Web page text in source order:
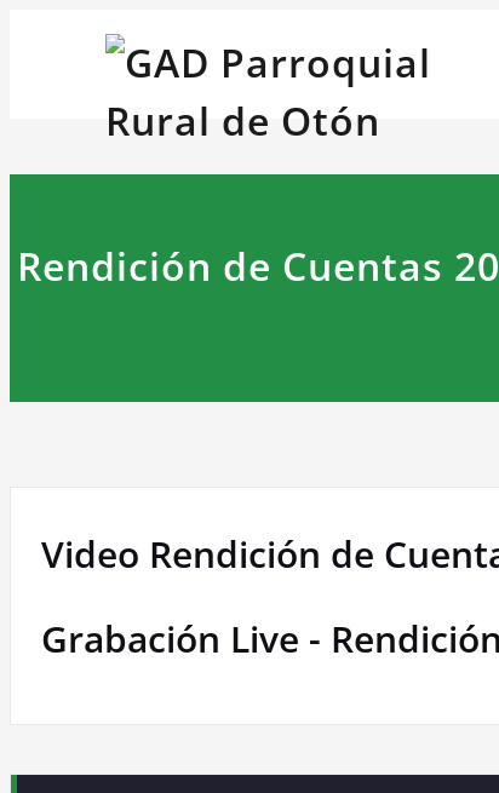
Rendición de Cuentas
Video Rendición de
Grabación Live -